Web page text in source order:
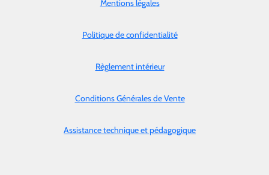
Mentions légales
Politique de confidentialité
Règlement intérieur
Conditions Générales de Vente
Assistance technique et pédagogique